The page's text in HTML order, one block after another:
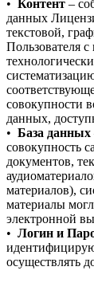
• Контент –
данных
текстовой,
Пользователя
совокупности
данных,
• База данных
совокупность
документов,
материалов),
материалы
электронной
• Логин и
осуществлять